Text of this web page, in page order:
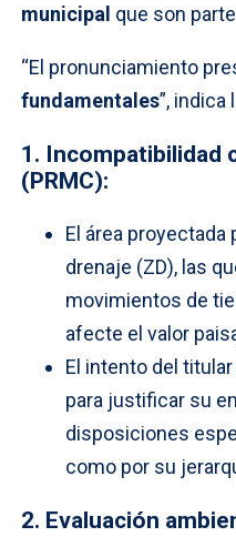
municipal que son
“El pronunciamiento
fundamentales”,
1. Incompatibilidad
(PRMC):
El área
drenaje (ZD), las
movimientos de
afecte el valor
El intento del
para justificar su
disposiciones
como por su
2. Evaluación